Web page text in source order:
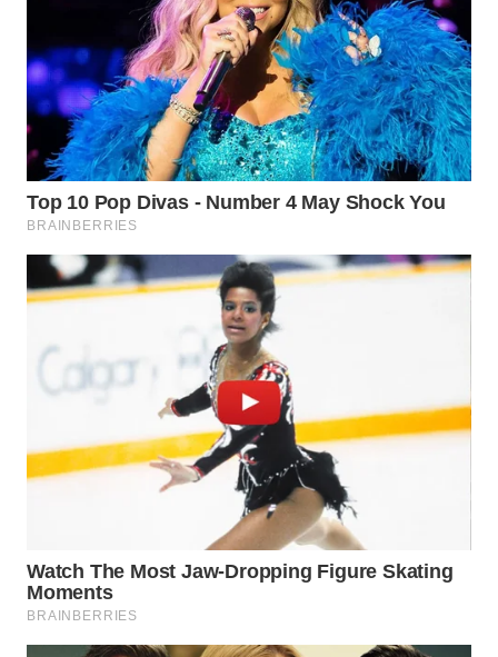
WAHANA
TANI
WAHANA
ADVOKAT
WAHANA
INFRASTRUKTUR
WAHANA
LISTRIK
WAHANA
TRAVEL
TV
WAHANANEWS
ID